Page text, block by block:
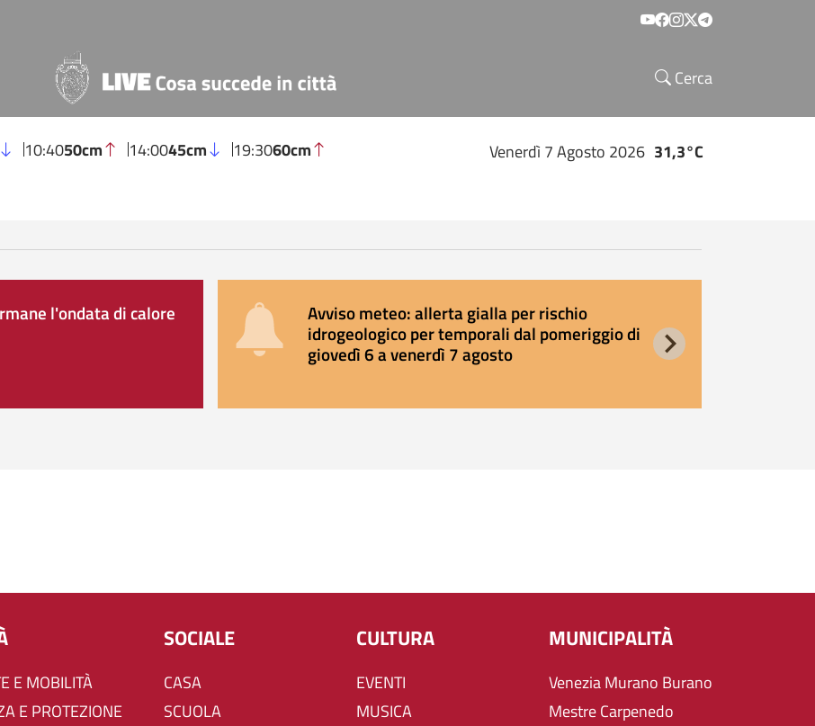
Social menu
Cerca
10:4050cm 14:0045cm 19:3060cm Venerdì 7 Agosto 2026 31,3°C
l'ondata di calore Avviso meteo: allerta gialla per rischio
idrogeologico per temporali dal pomeriggio di
giovedì 6 a venerdì 7 agosto
E MOBILITÀ
SOCIALE
CASA
SCUOLA
CULTURA
EVENTI
MUSICA
MUNICIPALITÀ
Venezia Murano Burano
Mestre Carpenedo